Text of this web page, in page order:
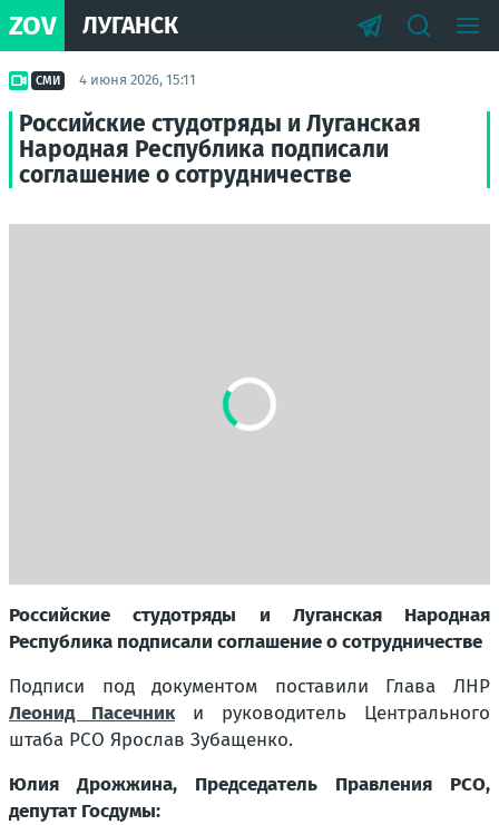
ZOV ЛУГАНСК
СМИ 4 июня 2026, 15:11
Российские студотряды и Луганская
Народная Республика подписали
соглашение о сотрудничестве
Российские студотряды и Луганская Народная
Республика подписали соглашение о сотрудничестве
Подписи под документом поставили Глава ЛНР
Леонид Пасечники руководитель Центрального
штаба РСО Ярослав Зубащенко.
Юлия Дрожжина, Председатель Правления РСО,
депутат Госдумы: